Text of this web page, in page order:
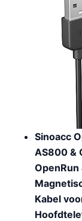
Sinoacc
AS800 &
OpenRun
Kabel